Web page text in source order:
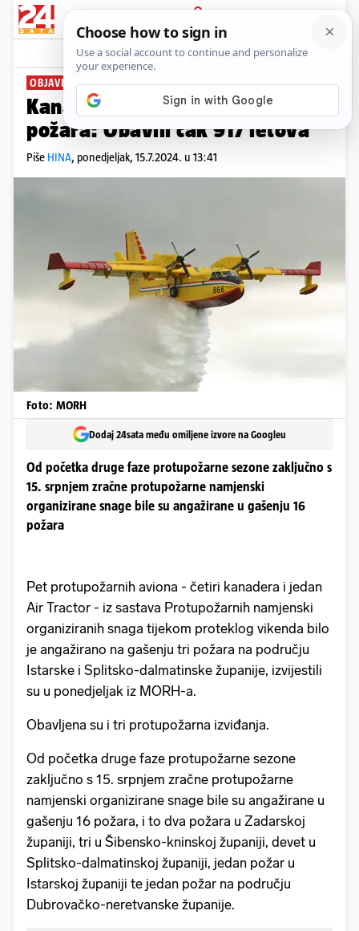
PRIJAVA
News Komentari
OBJAVIO MORH
Kanaderi za vikend su gasili tri
požara: Obavili čak 917 letova
Piše HINA, ponedjeljak, 15.7.2024. u 13:41
Foto: MORH
Dodaj 24sata među omiljene izvore na Googleu
Od početka druge faze protupožarne sezone zaključno s
15. srpnjem zračne protupožarne namjenski
organizirane snage bile su angažirane u gašenju 16
požara
Pet protupožarnih aviona - četiri kanadera i jedan
Air Tractor - iz sastava Protupožarnih namjenski
organiziranih snaga tijekom proteklog vikenda bilo
je angažirano na gašenju tri požara na području
Istarske i Splitsko-dalmatinske županije, izvijestili
su u ponedjeljak iz MORH-a.
Obavljena su i tri protupožarna izviđanja.
Od početka druge faze protupožarne sezone
zaključno s 15. srpnjem zračne protupožarne
namjenski organizirane snage bile su angažirane u
gašenju 16 požara, i to dva požara u Zadarskoj
županiji, tri u Šibensko-kninskoj županiji, devet u
Splitsko-dalmatinskoj županiji, jedan požar u
Istarskoj županiji te jedan požar na području
Dubrovačko-neretvanske županije.